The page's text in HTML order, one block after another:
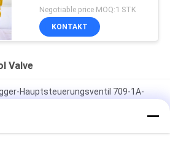
High Quality
Negotiable price MOQ:1 STK
KONTAKT
Valve
Hauptsteuerungsventil 709-1A-
Bagger Komatsu, 723-57-